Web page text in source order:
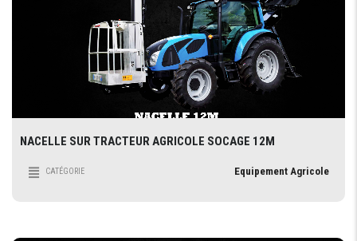
NACELLE SUR TRACTEUR AGRICOLE SOCAGE 12M
CATÉGORIE Equipement Agricole